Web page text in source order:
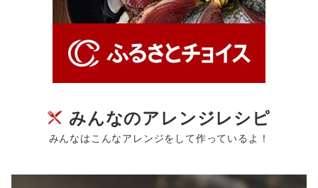
みんなのアレンジレシピ
みんなはこんなアレンジをして作っているよ！